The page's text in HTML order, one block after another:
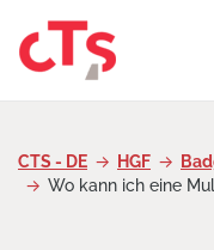
CTS - DE HGF
Wo kann ich eine